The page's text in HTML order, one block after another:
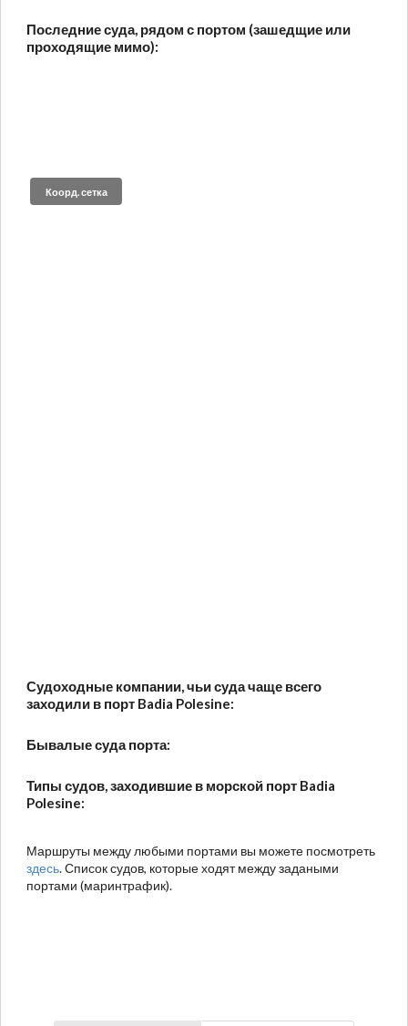
Последние суда, рядом с портом (зашедщие или
проходящие мимо):
Коорд. сетка
Судоходные компании, чьи суда чаще всего
заходили в порт Badia Polesine:
Бывалые суда порта:
Типы судов, заходившие в морской порт Badia
Polesine:
Маршруты между любыми портами вы можете посмотреть
здесь. Список судов, которые ходят между задаными
портами (маринтрафик).